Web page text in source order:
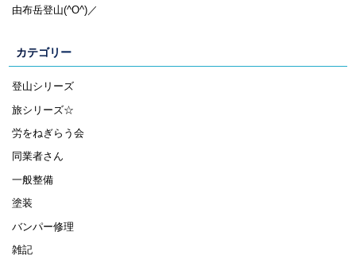
由布岳登山(^O^)／
カテゴリー
登山シリーズ
旅シリーズ☆
労をねぎらう会
同業者さん
一般整備
塗装
バンパー修理
雑記